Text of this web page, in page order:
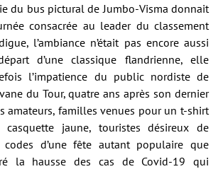
du bus pictural de Jumbo-Visma donnait
consacrée au leader du classement
l’ambiance n’était pas encore aussi
d’une classique flandrienne, elle
l’impatience du public nordiste de
du Tour, quatre ans après son dernier
amateurs, familles venues pour un t-shirt
jaune, touristes désireux de
codes d’une fête autant populaire que
la hausse des cas de Covid-19 qui